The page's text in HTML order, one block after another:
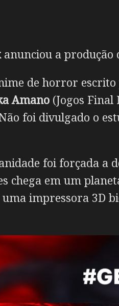
anunciou a produção
de horror escrito
Amano (Jogos
foi divulgado o
foi forçada
chega em um
impressora 3D